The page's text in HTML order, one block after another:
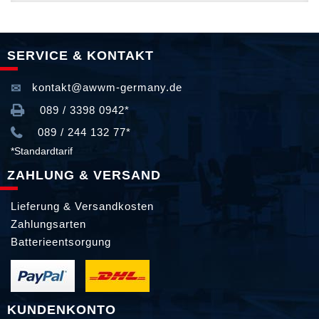
SERVICE & KONTAKT
kontakt@awwm-germany.de
089 / 3398 0942*
089 / 244 132 77*
*Standardtarif
ZAHLUNG & VERSAND
Lieferung & Versandkosten
Zahlungsarten
Batterieentsorgung
KUNDENKONTO